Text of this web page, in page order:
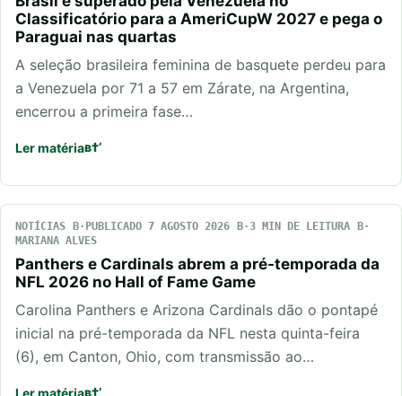
Classificatório para a AmeriCupW 2027 e pega o
Paraguai nas quartas
A seleção brasileira feminina de basquete perdeu para
a Venezuela por 71 a 57 em Zárate, na Argentina,
encerrou a primeira fase…
Ler matéria
NOTÍCIAS PUBLICADO 7 AGOSTO 2026
3 MIN DE LEITURA
MARIANA ALVES
Panthers e Cardinals abrem a pré-temporada da
NFL 2026 no Hall of Fame Game
Carolina Panthers e Arizona Cardinals dão o pontapé
inicial na pré-temporada da NFL nesta quinta-feira
(6), em Canton, Ohio, com transmissão ao…
Ler matéria